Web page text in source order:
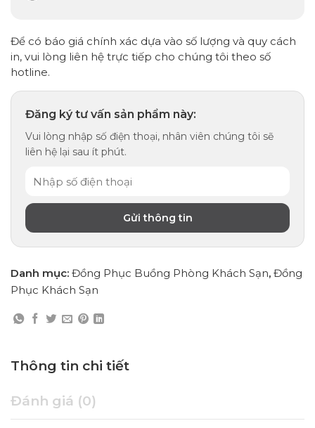
Để có báo giá chính xác dựa vào số lượng và quy cách
in, vui lòng liên hệ trực tiếp cho chúng tôi theo số
hotline.
Đăng ký tư vấn sản phẩm này:
Vui lòng nhập số điện thoại, nhân viên chúng tôi sẽ
liên hệ lại sau ít phút.
Danh mục: Đồng Phục Buồng Phòng Khách Sạn, Đồng
Phục Khách Sạn
Thông tin chi tiết
Đánh giá (0)